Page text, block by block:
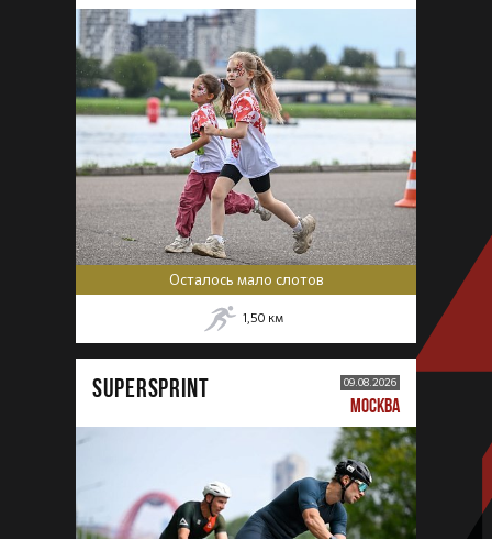
Осталось мало слотов
1,50 км
SUPERSPRINT 09.08.2026
МОСКВА